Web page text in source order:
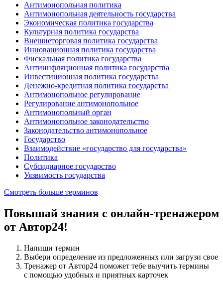
Антимонопольная политика
Антимонопольная деятельность государства
Экономическая политика государства
Культурная политика государства
Внешнеторговая политика государства
Инновационная политика государства
Фискальная политика государства
Антиинфляционная политика государства
Инвестиционная политика государства
Денежно-кредитная политика государства
Антимонопольное регулирование
Регулирование антимонопольное
Антимонопольный орган
Антимонопольное законодательство
Законодательство антимонопольное
Государство
Взаимодействие «государство для государства»
Политика
Субсидиарное государство
Уязвимость государства
Смотреть больше терминов
Повышай знания с онлайн-тренажером
от Автор24!
Напиши термин
Выбери определение из предложенных или загрузи свое
Тренажер от Автор24 поможет тебе выучить термины
с помощью удобных и приятных карточек